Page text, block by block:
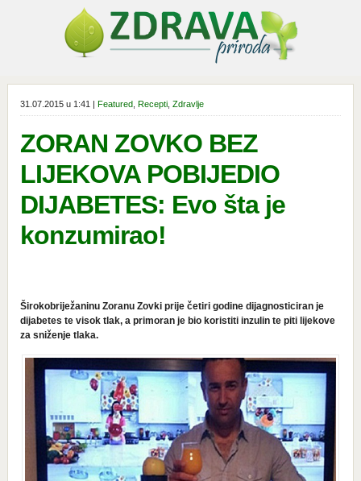
31.07.2015 u 1:41 | Featured, Recepti, Zdravlje
ZORAN ZOVKO BEZ
LIJEKOVA POBIJEDIO
DIJABETES: Evo šta je
konzumirao!
Širokobriježaninu Zoranu Zovki prije četiri godine dijagnosticiran je
dijabetes te visok tlak, a primoran je bio koristiti inzulin te piti lijekove
za sniženje tlaka.